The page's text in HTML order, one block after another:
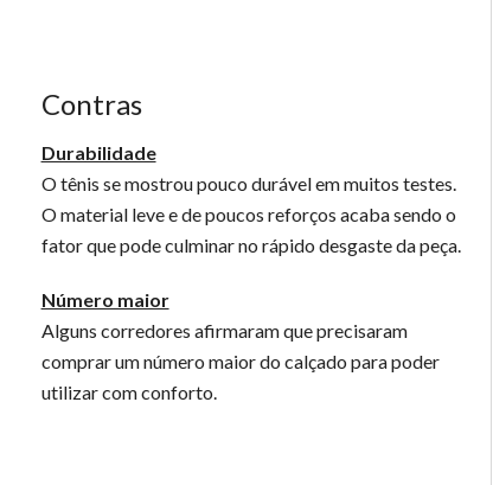
Contras
Durabilidade
O tênis se mostrou pouco durável em muitos testes.
O material leve e de poucos reforços acaba sendo o
fator que pode culminar no rápido desgaste da peça.
Número maior
Alguns corredores afirmaram que precisaram
comprar um número maior do calçado para poder
utilizar com conforto.